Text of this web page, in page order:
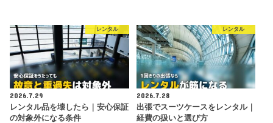
レンタル
2026.7.29
レンタル品を壊したら｜安心保証
の対象外になる条件
レンタル
2026.7.28
出張でスーツケースをレンタル｜
経費の扱いと選び方